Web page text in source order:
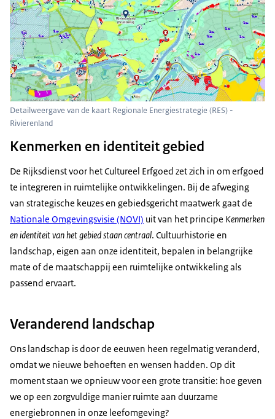
Detailweergave van de kaart Regionale Energiestrategie (RES) -
Rivierenland
Kenmerken en identiteit gebied
De Rijksdienst voor het Cultureel Erfgoed zet zich in om erfgoed
te integreren in ruimtelijke ontwikkelingen. Bij de afweging
van strategische keuzes en gebiedsgericht maatwerk gaat de
Nationale Omgevingsvisie (NOVI) uit van het principe Kenmerken
en identiteit van het gebied staan centraal. Cultuurhistorie en
landschap, eigen aan onze identiteit, bepalen in belangrijke
mate of de maatschappij een ruimtelijke ontwikkeling als
passend ervaart.
Veranderend landschap
Ons landschap is door de eeuwen heen regelmatig veranderd,
omdat we nieuwe behoeften en wensen hadden. Op dit
moment staan we opnieuw voor een grote transitie: hoe geven
we op een zorgvuldige manier ruimte aan duurzame
energiebronnen in onze leefomgeving?